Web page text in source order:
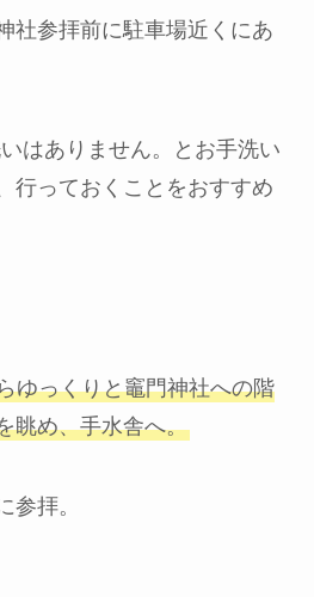
社参拝前に駐車場近くにあ
はありません。とお手洗い
行っておくことをおすすめ
ゆっくりと竈門神社への階
眺め、手水舎へ。
拝。